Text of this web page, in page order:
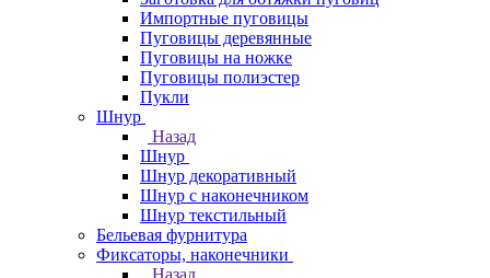
Импортные пуговицы
Пуговицы деревянные
Пуговицы на ножке
Пуговицы полиэстер
Пукли
Шнур
Назад
Шнур
Шнур декоративный
Шнур с наконечником
Шнур текстильный
Бельевая фурнитура
Фиксаторы, наконечники
Назад